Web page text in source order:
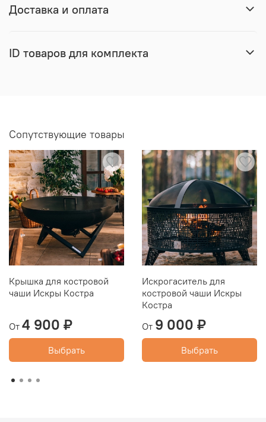
Доставка и оплата
ID товаров для комплекта
Сопутствующие товары
Крышка для костровой
чаши Искры Костра
От 4 900 ₽
Выбрать
Искрогаситель для
костровой чаши Искры
Костра
От 9 000 ₽
Выбрать